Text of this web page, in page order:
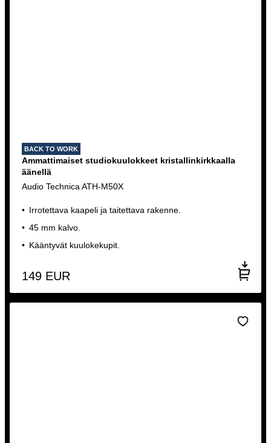
BACK TO WORK
Ammattimaiset studiokuulokkeet kristallinkirkkaalla
äänellä
Audio Technica ATH-M50X
Irrotettava kaapeli ja taitettava rakenne.
45 mm kalvo.
Kääntyvät kuulokekupit.
149 EUR